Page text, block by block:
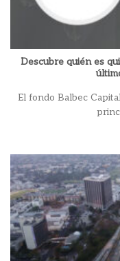
Descubre quién es
El fondo Balbec